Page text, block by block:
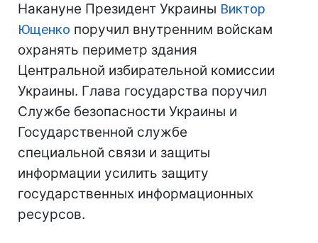
Накануне Президент Украины Виктор
Ющенко поручил внутренним войскам
охранять периметр здания
Центральной избирательной комиссии
Украины. Глава государства поручил
Службе безопасности Украины и
Государственной службе
специальной связи и защиты
информации усилить защиту
государственных информационных
ресурсов.